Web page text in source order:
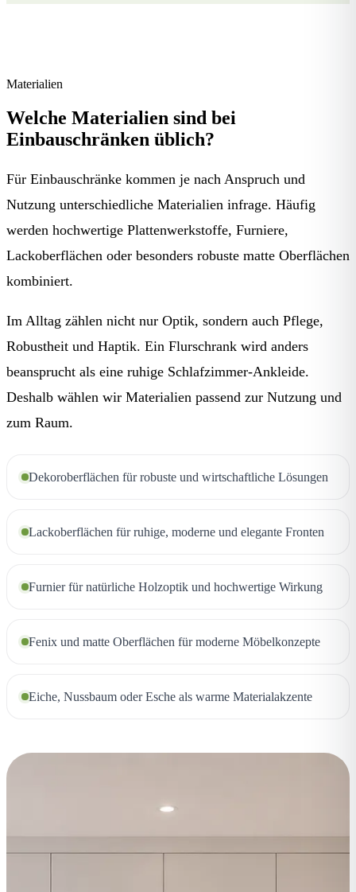
Materialien
Welche Materialien sind bei
Einbauschränken üblich?
Für Einbauschränke kommen je nach Anspruch und
Nutzung unterschiedliche Materialien infrage. Häufig
werden hochwertige Plattenwerkstoffe, Furniere,
Lackoberflächen oder besonders robuste matte Oberflächen
kombiniert.
Im Alltag zählen nicht nur Optik, sondern auch Pflege,
Robustheit und Haptik. Ein Flurschrank wird anders
beansprucht als eine ruhige Schlafzimmer-Ankleide.
Deshalb wählen wir Materialien passend zur Nutzung und
zum Raum.
Dekoroberflächen für robuste und wirtschaftliche Lösungen
Lackoberflächen für ruhige, moderne und elegante Fronten
Furnier für natürliche Holzoptik und hochwertige Wirkung
Fenix und matte Oberflächen für moderne Möbelkonzepte
Eiche, Nussbaum oder Esche als warme Materialakzente